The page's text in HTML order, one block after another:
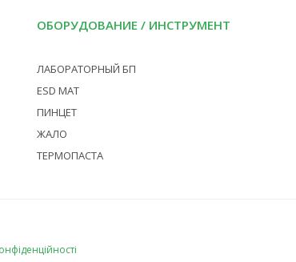
ОБОРУДОВАНИЕ / ИНСТРУМЕНТ
ЛАБОРАТОРНЫЙ БП
ESD МАТ
ПИНЦЕТ
ЖАЛО
ТЕРМОПАСТА